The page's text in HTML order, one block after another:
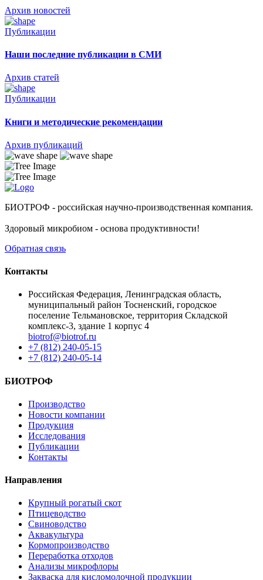
Архив новостей
Публикации
Наши последние публикации в СМИ
Архив статей
Публикации
Книги и методические рекомендации
Архив публикаций
БИОТРОФ - российская научно-производственная компания.
Здоровый микробиом - основа продуктивности!
Обратная связь
Контакты
Российская Федерация, Ленинградская область,
муниципальный район Тосненский, городское
поселение Тельмановское, территория Складской
комплекс-3, здание 1 корпус 4
biotrof@biotrof.ru
+7 (812) 240-05-15
+7 (812) 240-05-14
БИОТРОФ
Производство
Новости компании
Продукция
Исследования
Публикации
Контакты
Направления
Крупный рогатый скот
Птицеводство
Свиноводство
Аквакультура
Кормопроизводство
Переработка отходов
Анализы микрофлоры
Закваска для кисломолочной продукции